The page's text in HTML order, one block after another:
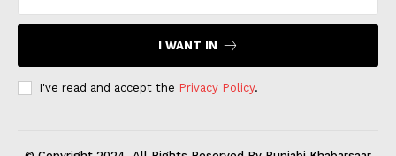
I WANT IN
I've read and accept the Privacy Policy.